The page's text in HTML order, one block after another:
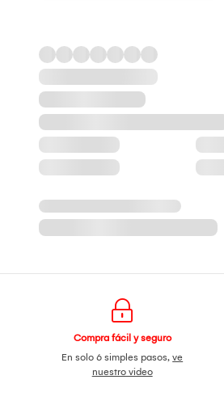
Compra fácil y seguro
En solo 6 simples pasos,ve
nuestro video